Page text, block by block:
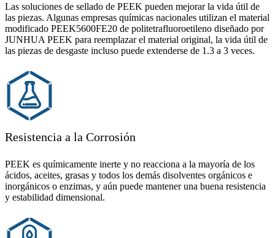
Las soluciones de sellado de PEEK pueden mejorar la vida útil de
las piezas. Algunas empresas químicas nacionales utilizan el material
modificado PEEK5600FE20 de politetrafluoroetileno diseñado por
JUNHUA PEEK para reemplazar el material original, la vida útil de
las piezas de desgaste incluso puede extenderse de 1.3 a 3 veces.
Resistencia a la Corrosión
PEEK es químicamente inerte y no reacciona a la mayoría de los
ácidos, aceites, grasas y todos los demás disolventes orgánicos e
inorgánicos o enzimas, y aún puede mantener una buena resistencia
y estabilidad dimensional.